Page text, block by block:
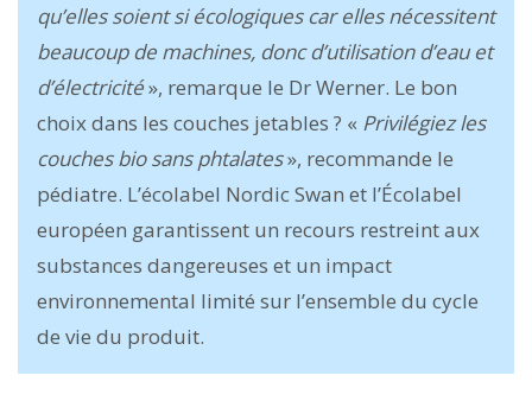
qu’elles soient si écologiques car elles nécessitent
beaucoup de machines, donc d’utilisation d’eau et
d’électricité», remarque le Dr Werner. Le bon
choix dans les couches jetables ? « Privilégiez les
couches bio sans phtalates», recommande le
pédiatre. L’écolabel Nordic Swan et l’Écolabel
européen garantissent un recours restreint aux
substances dangereuses et un impact
environnemental limité sur l’ensemble du cycle
de vie du produit.